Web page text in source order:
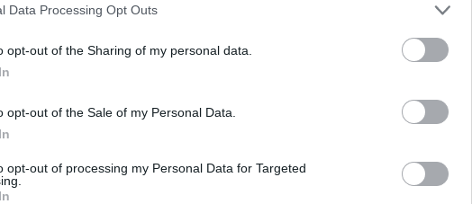
Data Processing Opt Outs
opt-out of the Sharing of my personal data.
opt-out of the Sale of my Personal Data.
opt-out of processing my Personal Data for Targeted